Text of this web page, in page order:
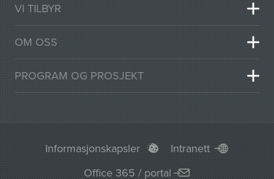
VI TILBYR
OM OSS
PROGRAM OG PROSJEKT
Informasjonskapsler
Intranett
Office 365 / portal